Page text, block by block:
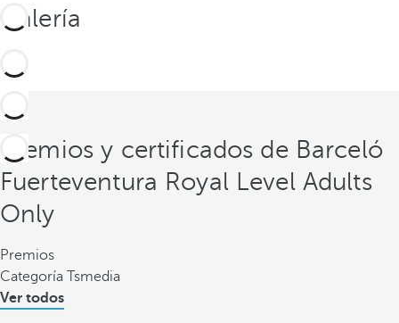
Galería
Premios y certificados de Barceló
Fuerteventura Royal Level Adults
Only
Premios
Categoría Tsmedia
Ver todos